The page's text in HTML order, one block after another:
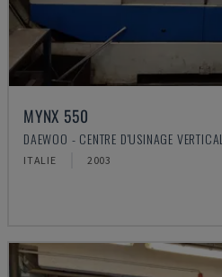
MYNX 550
DAEWOO - CENTRE D'USINAGE VERTICAL
ITALIE 2003